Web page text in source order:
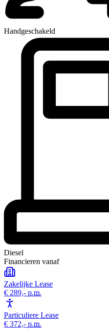
Handgeschakeld
Diesel
Financieren vanaf
Zakelijke Lease
€ 289,- p.m.
Particuliere Lease
€ 372,- p.m.